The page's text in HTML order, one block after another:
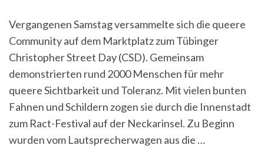
kämpferischen
Christopher
Street
Day
Vergangenen Samstag versammelte sich die queere
Community auf dem Marktplatz zum Tübinger
Christopher Street Day (CSD). Gemeinsam
demonstrierten rund 2000 Menschen für mehr
queere Sichtbarkeit und Toleranz. Mit vielen bunten
Fahnen und Schildern zogen sie durch die Innenstadt
zum Ract-Festival auf der Neckarinsel. Zu Beginn
wurden vom Lautsprecherwagen aus die …